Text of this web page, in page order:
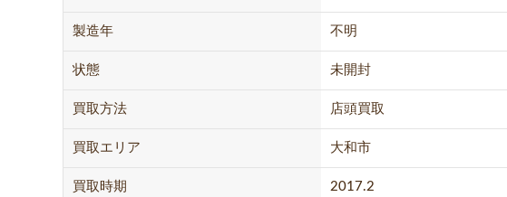
製造年 不明
状態 未開封
買取方法 店頭買取
買取エリア 大和市
買取時期 2017.2